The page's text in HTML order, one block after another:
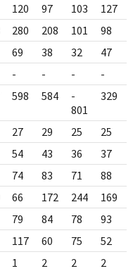
120 97 103 127
280 208 101 98
69 38 32 47
- - - -
598 584
-
801
329
27 29 25 25
54 43 36 37
74 83 71 88
66 172 244 169
79 84 78 93
117 60 75 52
1 2 2 2